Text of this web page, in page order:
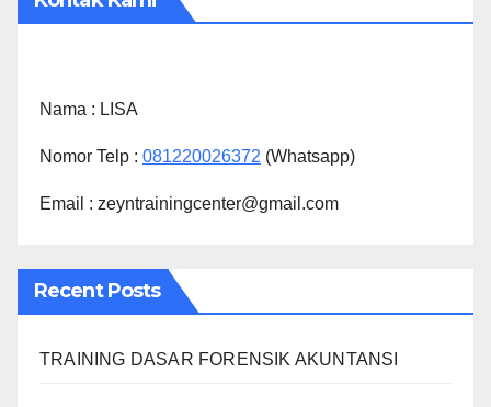
Nama : LISA
Nomor Telp : 081220026372 (Whatsapp)
Email : zeyntrainingcenter@gmail.com
Recent Posts
TRAINING DASAR FORENSIK AKUNTANSI